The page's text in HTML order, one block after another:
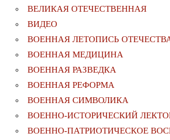
ВЕЛИКАЯ ОТЕЧЕСТВЕННАЯ
ВИДЕО
ВОЕННАЯ ЛЕТОПИСЬ
ВОЕННАЯ МЕДИЦИНА
ВОЕННАЯ РАЗВЕДКА
ВОЕННАЯ РЕФОРМА
ВОЕННАЯ СИМВОЛИКА
ВОЕННО-ИСТОРИЧЕСКИЙ
ВОЕННО-ПАТРИОТИЧЕСКОЕ